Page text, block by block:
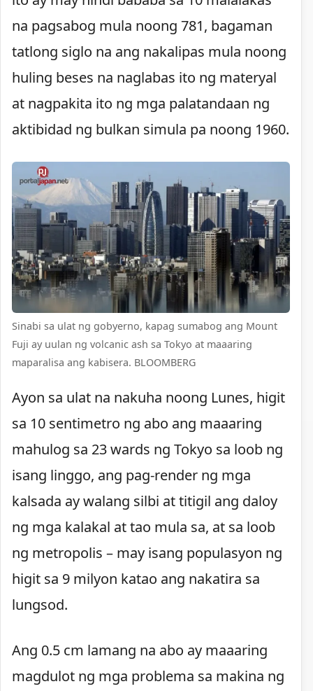
na pagsabog mula noong 781, bagaman
tatlong siglo na ang nakalipas mula noong
huling beses na naglabas ito ng materyal
at nagpakita ito ng mga palatandaan ng
aktibidad ng bulkan simula pa noong 1960.
Sinabi sa ulat ng gobyerno, kapag sumabog ang Mount
Fuji ay uulan ng volcanic ash sa Tokyo at maaaring
maparalisa ang kabisera. BLOOMBERG
Ayon sa ulat na nakuha noong Lunes, higit
sa 10 sentimetro ng abo ang maaaring
mahulog sa 23 wards ng Tokyo sa loob ng
isang linggo, ang pag-render ng mga
kalsada ay walang silbi at titigil ang daloy
ng mga kalakal at tao mula sa, at sa loob
ng metropolis – may isang populasyon ng
higit sa 9 milyon katao ang nakatira sa
lungsod.
Ang 0.5 cm lamang na abo ay maaaring
magdulot ng mga problema sa makina ng